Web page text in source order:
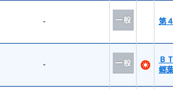
- 第
-
Ｂ
郷